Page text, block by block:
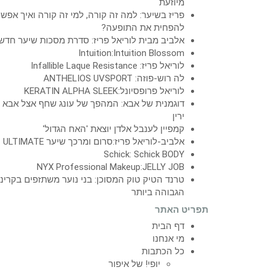
מיוזעת
פריז בשיער: למה זה קורה, למי זה קורה ואיך
להפחית את התופעה?
אלביב מבית לוריאל פריז: סדרת מסכות שיער
Intuition:Intuition Blossom
לוריאל פריז: Infallible Laque Resistance
לה רוש-פוזה: ANTHELIOS UVSPORT
לוריאל פרופסיונל:KERATIN ALPHA SLEEK
דוגמנית של אבא: המהפך של עונג שחף אצל אבא
ירין
קמפיין לענבל אלדן יוצאת 'האח הגדול'
אלביב-לוריאל פריז:סרום ומרכך שיער ULTIMATE
Schick: Schick BODY
NYX Professional Makeup:JELLY JOB
טרנד הטיק טוק המסוכן: בני נוער משתזפים
הגבוהה ביותר
תפריט האתר
דף הבית
מי אנחנו
כל הכתבות
יופי! של איפור